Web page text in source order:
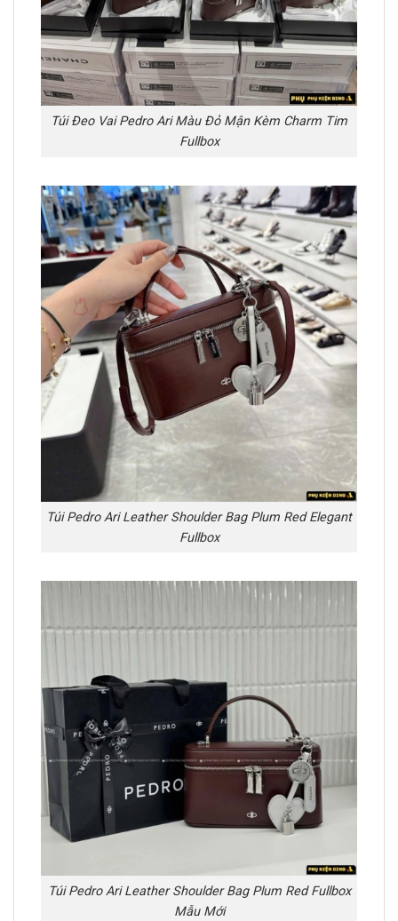
Túi Đeo Vai Pedro Ari Màu Đỏ Mận Kèm Charm Tim
Fullbox
Túi Pedro Ari Leather Shoulder Bag Plum Red Elegant
Fullbox
Túi Pedro Ari Leather Shoulder Bag Plum Red Fullbox
Mẫu Mới